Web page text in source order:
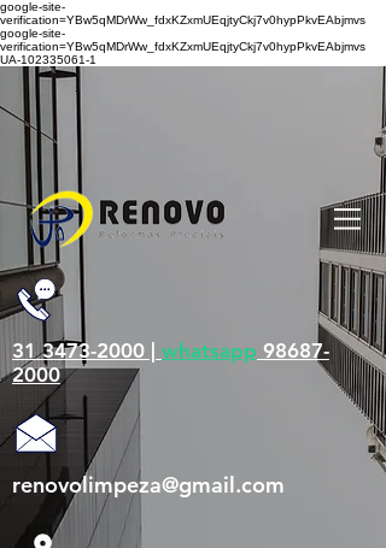
google-site-
verification=YBw5qMDrWw_fdxKZxmUEqjtyCkj7v0hypPkvEAbjmvs
google-site-
verification=YBw5qMDrWw_fdxKZxmUEqjtyCkj7v0hypPkvEAbjmvs
UA-102335061-1
31 3473-2000 | whatsapp 98687-
2000
renovolimpeza@gmail.com